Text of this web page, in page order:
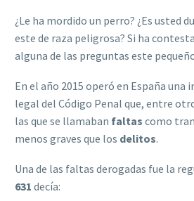
¿Le ha mordido un perro? ¿Es usted
este de raza peligrosa? Si ha
alguna de las preguntas este
En el año 2015 operó en España
legal del Código Penal que, entre
las que se llamaban faltas como
menos graves que los delitos.
Una de las faltas derogadas fue la
631 decía: